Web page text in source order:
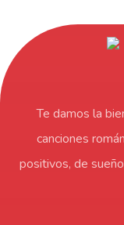
Te damos la
canciones
positivos, de